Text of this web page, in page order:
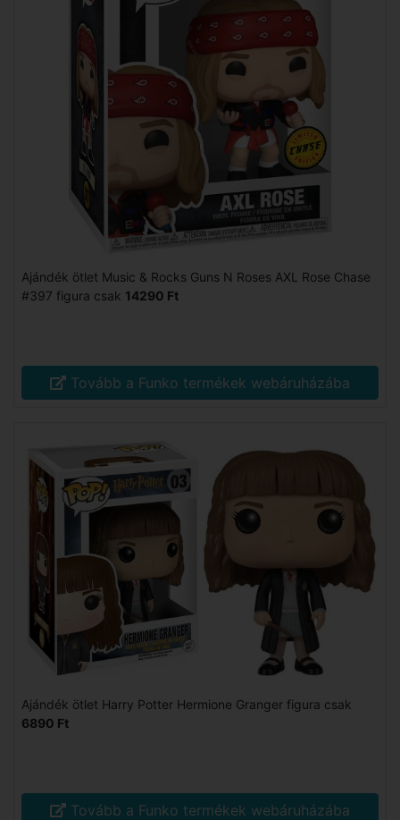
Ajándék ötlet Music & Rocks Guns N Roses AXL Rose Chase
#397 figura csak 14290 Ft
Tovább a Funko termékek webáruházába
Ajándék ötlet Harry Potter Hermione Granger figura csak
6890 Ft
Tovább a Funko termékek webáruházába